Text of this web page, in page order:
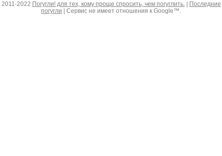
2011-2022 Погугли! для тех, кому проще спросить, чем погуглить.|
Последние
погугли | Сервис не имеет отношения к Google™.